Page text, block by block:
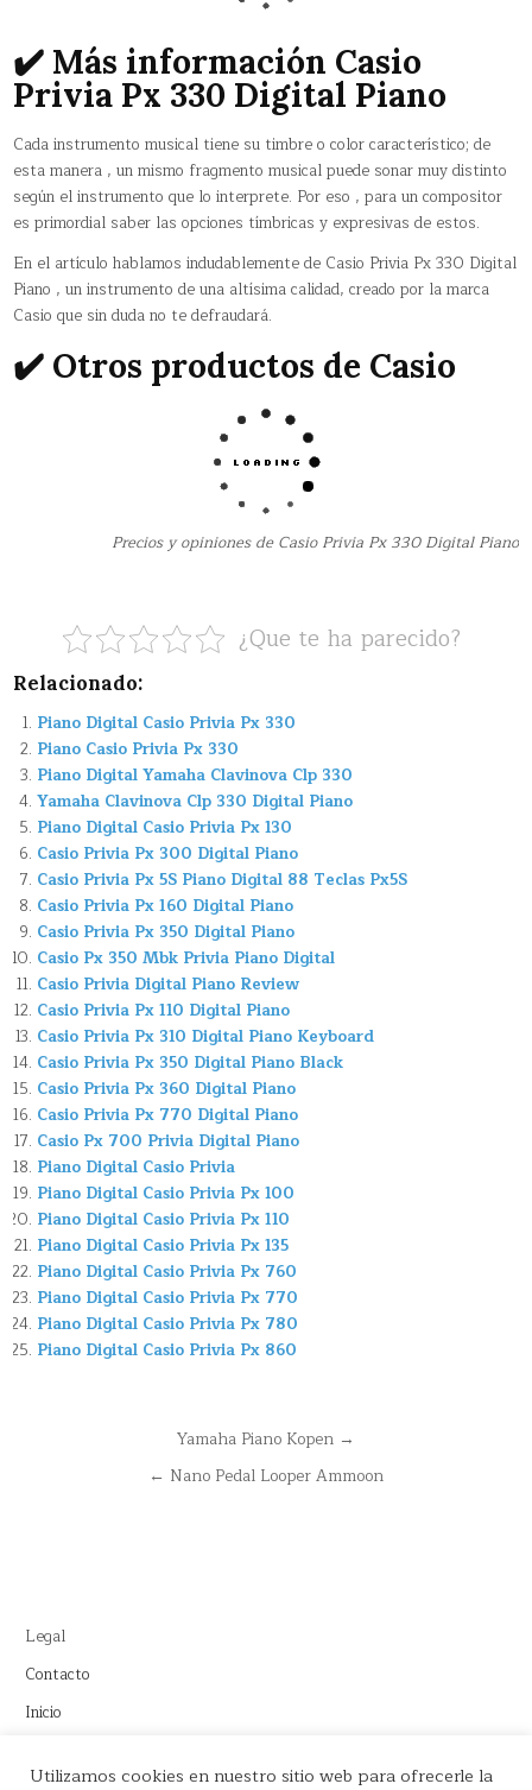
✔️ Más información Casio
Privia Px 330 Digital Piano
Cada instrumento musical tiene su timbre o color característico; de
esta manera , un mismo fragmento musical puede sonar muy distinto
según el instrumento que lo interprete. Por eso , para un compositor
es primordial saber las opciones tímbricas y expresivas de estos.
En el artículo hablamos indudablemente de Casio Privia Px 330 Digital
Piano , un instrumento de una altísima calidad, creado por la marca
Casio que sin duda no te defraudará.
✔️ Otros productos de Casio
Precios y opiniones de Casio Privia Px 330 Digital Piano
¿Que te ha parecido?
Relacionado:
Piano Digital Casio Privia Px 330
Piano Casio Privia Px 330
Piano Digital Yamaha Clavinova Clp 330
Yamaha Clavinova Clp 330 Digital Piano
Piano Digital Casio Privia Px 130
Casio Privia Px 300 Digital Piano
Casio Privia Px 5S Piano Digital 88 Teclas Px5S
Casio Privia Px 160 Digital Piano
Casio Privia Px 350 Digital Piano
Casio Px 350 Mbk Privia Piano Digital
Casio Privia Digital Piano Review
Casio Privia Px 110 Digital Piano
Casio Privia Px 310 Digital Piano Keyboard
Casio Privia Px 350 Digital Piano Black
Casio Privia Px 360 Digital Piano
Casio Privia Px 770 Digital Piano
Casio Px 700 Privia Digital Piano
Piano Digital Casio Privia
Piano Digital Casio Privia Px 100
Piano Digital Casio Privia Px 110
Piano Digital Casio Privia Px 135
Piano Digital Casio Privia Px 760
Piano Digital Casio Privia Px 770
Piano Digital Casio Privia Px 780
Piano Digital Casio Privia Px 860
NavegaciónYamaha Piano Kopen →
← Nano Pedal Looper Ammoon
Legal
Contacto
Inicio
Este sitio recomienda productos de Amazon y cuenta con enlaces
Utilizamos cookies en nuestro sitio web para ofrecerle la